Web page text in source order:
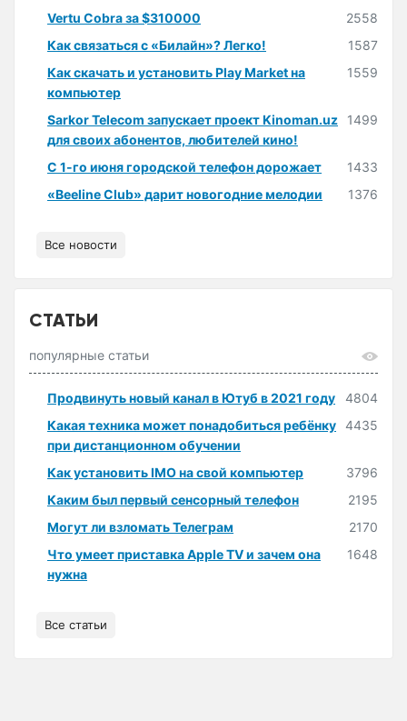
Vertu Cobra за $310000
2558
Как связаться с «Билайн»? Легко!
1587
Как скачать и установить Play Market на
компьютер
1559
Sarkor Telecom запускает проект Kinoman.uz
для своих абонентов, любителей кино!
1499
С 1-го июня городской телефон дорожает
1433
«Beeline Club» дарит новогодние мелодии
1376
Все новости
СТАТЬИ
популярные статьи
Продвинуть новый канал в Ютуб в 2021 году
4804
Какая техника может понадобиться ребёнку
при дистанционном обучении
4435
Как установить IMO на свой компьютер
3796
Каким был первый сенсорный телефон
2195
Могут ли взломать Телеграм
2170
Что умеет приставка Apple TV и зачем она
нужна
1648
Все статьи